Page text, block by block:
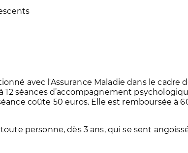
avec l'Assurance Maladie dans le cadre
12 séances d’accompagnement
coûte 50 euros. Elle est remboursée à
personne, dès 3 ans, qui se sent